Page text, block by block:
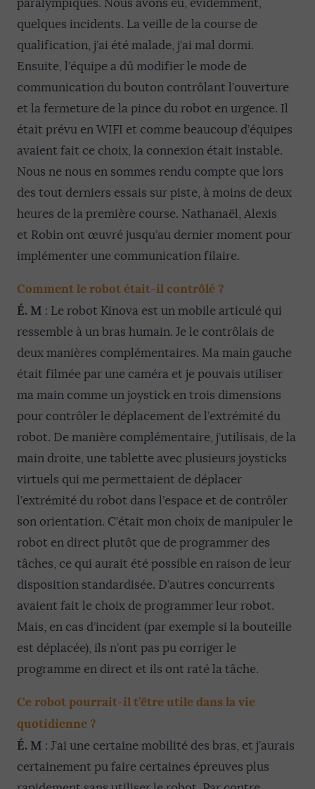
paralympiques. Nous avons eu, évidemment,
quelques incidents. La veille de la course de
qualification, j’ai été malade, j’ai mal dormi.
Ensuite, l’équipe a dû modifier le mode de
communication du bouton contrôlant l’ouverture
et la fermeture de la pince du robot en urgence. Il
était prévu en WIFI et comme beaucoup d’équipes
avaient fait ce choix, la connexion était instable.
Nous ne nous en sommes rendu compte que lors
des tout derniers essais sur piste, à moins de deux
heures de la première course. Nathanaël, Alexis
et Robin ont œuvré jusqu’au dernier moment pour
implémenter une communication filaire.
Comment le robot était-il contrôlé ?
É. M : Le robot Kinova est un mobile articulé qui
ressemble à un bras humain. Je le contrôlais de
deux manières complémentaires. Ma main gauche
était filmée par une caméra et je pouvais utiliser
ma main comme un joystick en trois dimensions
pour contrôler le déplacement de l’extrémité du
robot. De manière complémentaire, j’utilisais, de la
main droite, une tablette avec plusieurs joysticks
virtuels qui me permettaient de déplacer
l’extrémité du robot dans l’espace et de contrôler
son orientation. C’était mon choix de manipuler le
robot en direct plutôt que de programmer des
tâches, ce qui aurait été possible en raison de leur
disposition standardisée. D’autres concurrents
avaient fait le choix de programmer leur robot.
Mais, en cas d’incident (par exemple si la bouteille
est déplacée), ils n’ont pas pu corriger le
programme en direct et ils ont raté la tâche.
Ce robot pourrait-il t’être utile dans la vie
quotidienne ?
É. M : J’ai une certaine mobilité des bras, et j’aurais
certainement pu faire certaines épreuves plus